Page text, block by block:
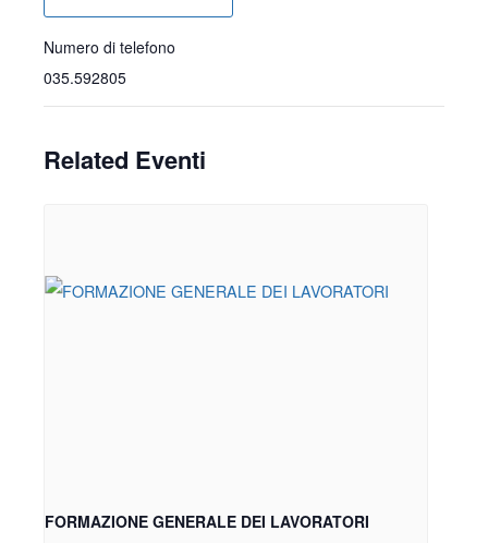
Numero di telefono
035.592805
Related Eventi
FORMAZIONE GENERALE DEI LAVORATORI